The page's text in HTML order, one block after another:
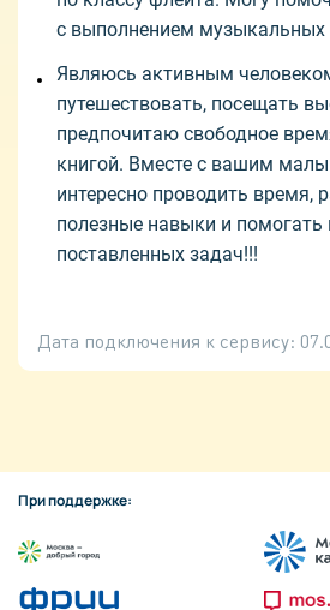
с выполнением музыкальных
Являюсь активным
путешествовать, посещать
предпочитаю свободное
книгой. Вместе с вашим
интересно проводить время,
полезные навыки и
поставленных задач!!!
Дата подключения к сервису:
При поддержке: